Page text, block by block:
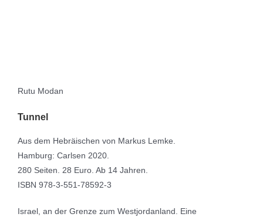
Rutu Modan
Tunnel
Aus dem Hebräischen von Markus Lemke.
Hamburg: Carlsen 2020.
280 Seiten. 28 Euro. Ab 14 Jahren.
ISBN 978-3-551-78592-3
Israel, an der Grenze zum Westjordanland. Eine